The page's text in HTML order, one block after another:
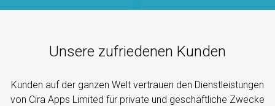
Unsere zufriedenen Kunden
Kunden auf der ganzen Welt vertrauen den Dienstleistungen
von Cira Apps Limited für private und geschäftliche Zwecke